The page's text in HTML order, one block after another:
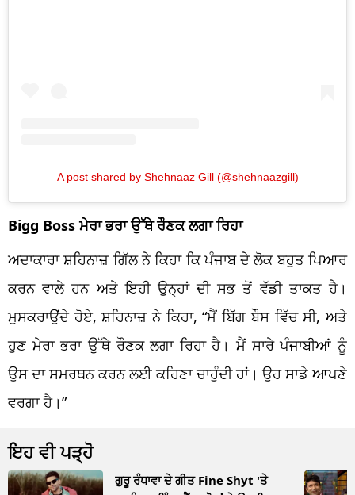
A post shared by Shehnaaz Gill (@shehnaazgill)
Bigg Boss ਮੇਰਾ ਭਰਾ ਉੱਥੇ ਰੌਣਕ ਲਗਾ ਰਿਹਾ
ਅਦਾਕਾਰਾ ਸ਼ਹਿਨਾਜ਼ ਗਿੱਲ ਨੇ ਕਿਹਾ ਕਿ ਪੰਜਾਬ ਦੇ ਲੋਕ ਬਹੁਤ ਪਿਆਰ
ਕਰਨ ਵਾਲੇ ਹਨ ਅਤੇ ਇਹੀ ਉਨ੍ਹਾਂ ਦੀ ਸਭ ਤੋਂ ਵੱਡੀ ਤਾਕਤ ਹੈ।
ਮੁਸਕਰਾਉਂਦੇ ਹੋਏ, ਸ਼ਹਿਨਾਜ਼ ਨੇ ਕਿਹਾ, “ਮੈਂ ਬਿੱਗ ਬੌਸ ਵਿੱਚ ਸੀ, ਅਤੇ
ਹੁਣ ਮੇਰਾ ਭਰਾ ਉੱਥੇ ਰੌਣਕ ਲਗਾ ਰਿਹਾ ਹੈ। ਮੈਂ ਸਾਰੇ ਪੰਜਾਬੀਆਂ ਨੂੰ
ਉਸ ਦਾ ਸਮਰਥਨ ਕਰਨ ਲਈ ਕਹਿਣਾ ਚਾਹੁੰਦੀ ਹਾਂ। ਉਹ ਸਾਡੇ ਆਪਣੇ
ਵਰਗਾ ਹੈ।”
ਇਹ ਵੀ ਪੜ੍ਹੋ
ਗੁਰੂ ਰੰਧਾਵਾ ਦੇ ਗੀਤ Fine Shyt 'ਤੇ